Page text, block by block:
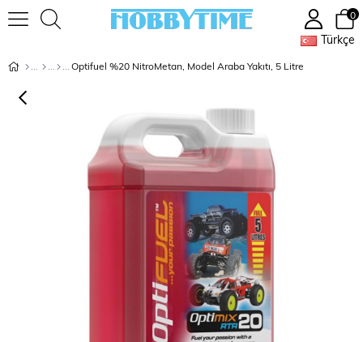
Türkçe
0
Optifuel %20 NitroMetan, Model Araba Yakıtı, 5 Litre